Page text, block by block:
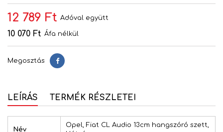
12 789 Ft Adóval együtt
10 070 Ft Áfa nélkül
Megosztás Megosztás
LEÍRÁS TERMÉK RÉSZLETEI
Név
Opel, Fiat CL Audio 13cm hangszóró szett,